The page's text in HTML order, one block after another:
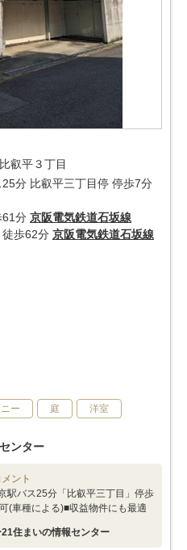
比叡平３丁目
25分 比叡平三丁目停 停歩7分
61分 京阪電気鉄道石坂線
徒歩62分 京阪電気鉄道石坂線
ー 庭 洋室
ンター
ント
駅バス25分「比叡平三丁目」停歩
(車種による)■収益物件にも最適
住まいの情報センター